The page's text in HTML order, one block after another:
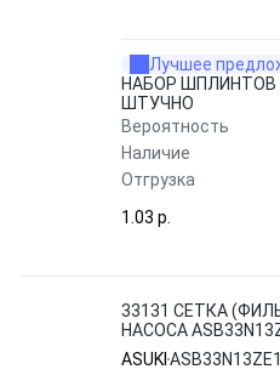
Лучшее
НАБОР ШПЛИНТОВ
ШТУЧНО
Вероятность
Наличие
Отгрузка
1.03 p.
33131 СЕТКА
НАСОСА
ASUKI ASB33N13ZE1